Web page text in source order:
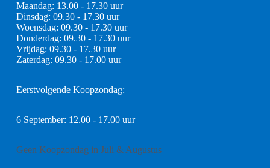
Maandag: 13.00 - 17.30 uur
Dinsdag: 09.30 - 17.30 uur
Woensdag: 09.30 - 17.30 uur
Donderdag: 09.30 - 17.30 uur
Vrijdag: 09.30 - 17.30 uur
Zaterdag: 09.30 - 17.00 uur
Eerstvolgende Koopzondag:
6 September: 12.00 - 17.00 uur
Geen Koopzondag in Juli & Augustus